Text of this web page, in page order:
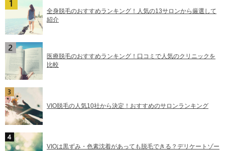
全身脱毛のおすすめランキング！人気の13サロンから厳選して
紹介
医療脱毛のおすすめランキング！口コミで人気のクリニックを
比較
VIO脱毛の人気10社から決定！おすすめのサロンランキング
VIOは黒ずみ・色素沈着があっても脱毛できる？デリケートゾー